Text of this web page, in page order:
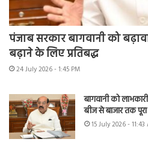
पंजाब सरकार बागवानी को
बढ़ाने के लिए प्रतिबद्ध
24 July 2026 - 1:45 PM
बागवानी को
बीज से बाजार तक
15 July 2026 - 11:43